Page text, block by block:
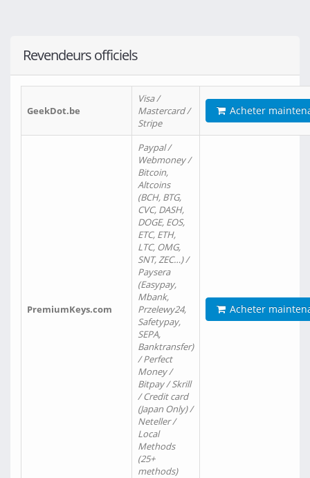
Revendeurs officiels
GeekDot.be
Visa /
Mastercard /
Stripe
Acheter
PremiumKeys.com
Paypal /
Webmoney /
Bitcoin,
Altcoins
(BCH, BTG,
CVC, DASH,
DOGE, EOS,
ETC, ETH,
LTC, OMG,
SNT, ZEC…) /
Paysera
(Easypay,
Mbank,
Przelewy24,
Safetypay,
SEPA,
Banktransfer)
/ Perfect
Money /
Bitpay / Skrill
/ Credit card
(Japan Only) /
Neteller /
Local
Methods
(25+
methods)
Acheter